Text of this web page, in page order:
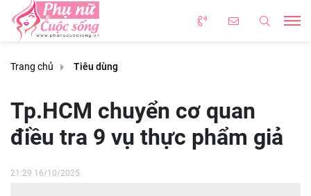
Trang chủ Tiêu dùng
Tp.HCM chuyển cơ quan
điều tra 9 vụ thực phẩm giả
21:29 16/10/2025